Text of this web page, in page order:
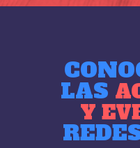
LAS
Y